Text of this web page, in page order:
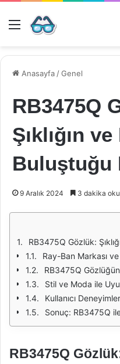
Menü
Anasayfa /Genel
RB3475Q
Şıklığın
Buluştuğu
9 Aralık 2024 3 dakika
RB3475Q Gözlük:
Ray-Ban Markası ve
RB3475Q
Stil ve Moda ile
Kullanıcı
Sonuç: RB3475Q
RB3475Q Gözlük: